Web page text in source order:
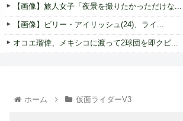
【画像】旅人女子「夜景を撮りたかっただけな...
【画像】ビリー・アイリッシュ(24)、ライ...
オコエ瑠偉、メキシコに渡って2球団を即クビ...
ホーム 仮面ライダーV3